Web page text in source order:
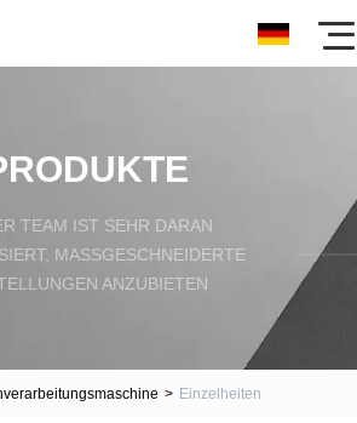
TEAM IST SEHR DARAN
MASSGESCHNEIDERTE B
ANZUBIETEN
> Einzelheiten